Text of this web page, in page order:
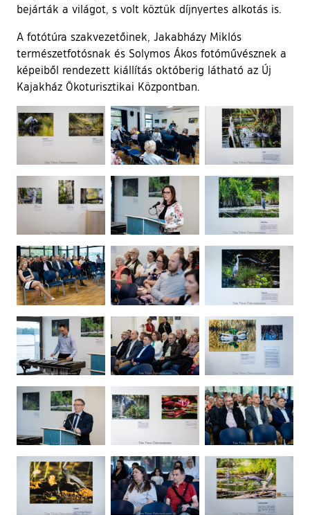
bejárták a világot, s volt köztük díjnyertes alkotás is.
A fotótúra szakvezetőinek, Jakabházy Miklós
természetfotósnak és Solymos Ákos fotóművésznek a
képeiből rendezett kiállítás októberig látható az Új
Kajakház Ökoturisztikai Központban.
Ugrás a galéria utánra